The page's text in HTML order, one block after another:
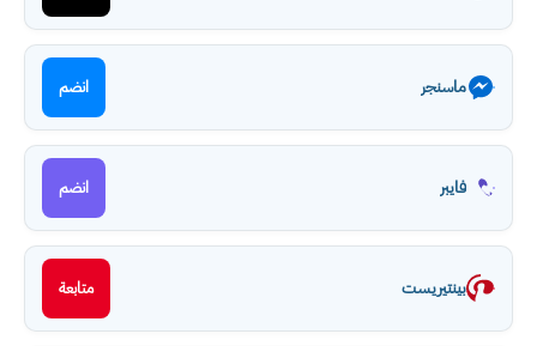
ماسنجر انضم
فايبر انضم
بينتيريست متابعة